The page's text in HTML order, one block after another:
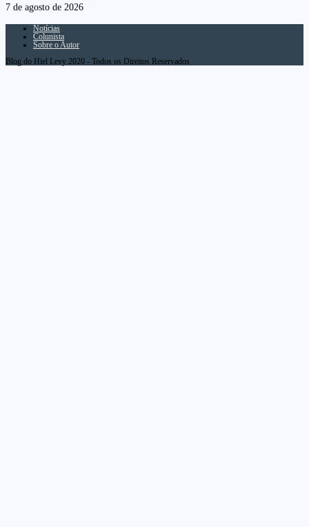
7 de agosto de 2026
Notícias
Colunista
Sobre o Autor
Blog do Hiel Levy 2020 - Todos os Direitos Reservados